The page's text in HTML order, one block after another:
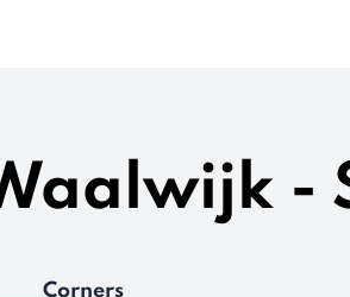
-
Corners